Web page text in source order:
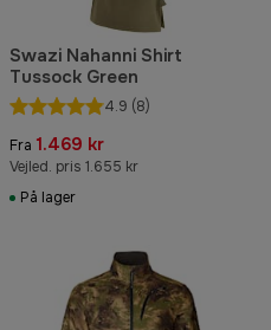
Swazi Nahanni Shirt
Tussock Green
4.9 (8)
Fra 1.469 kr
Vejled. pris 1.655 kr
På lager